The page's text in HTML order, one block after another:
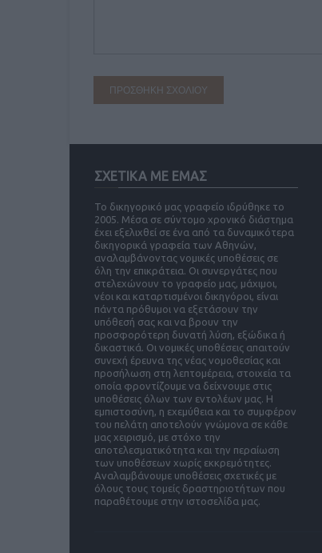
ΣΧΕΤΙΚΑ ΜΕ ΕΜΑΣ
Το δικηγορικό μας γραφείο ιδρύθηκε το
2005. Μέσα σε σύντομο χρονικό διάστημα
έχει εξελιχθεί σε ένα από τα δυναμικότερα
δικηγορικά γραφεία των Αθηνών,
αναλαμβάνοντας νομικές υποθέσεις σε
όλη την επικράτεια. Οι συνεργάτες που
στελεχώνουν το γραφείο μας, μάχιμοι,
νέοι και καταρτισμένοι δικηγόροι, είναι
πάντα πρόθυμοι να εξετάσουν την
υπόθεσή σας και να βρουν την
προσφορότερη δυνατή λύση, εξώδικα ή
δικαστικά. Οι νομικές υποθέσεις απαιτούν
συνεχή έρευνα της νέας νομοθεσίας και
προσήλωση στη λεπτομέρεια, στοιχεία τα
οποία φροντίζουμε να δείχνουμε στις
υποθέσεις όλων των εντολέων μας. Η
εμπιστοσύνη, η εχεμύθεια και το συμφέρον
του πελάτη αποτελούν γνώμονα σε κάθε
μας χειρισμό, με στόχο την
αποτελεσματικότητα και την περαίωση
των υποθέσεων χωρίς εκκρεμότητες.
Αναλαμβάνουμε υποθέσεις σχετικές με
όλους τους τομείς δραστηριοτήτων που
παραθέτουμε στην ιστοσελίδα μας.